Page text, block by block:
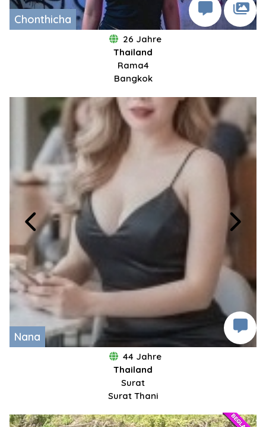
Chonthicha
26 Jahre
Thailand
Rama4
Bangkok
Nana
44 Jahre
Thailand
Surat
Surat Thani